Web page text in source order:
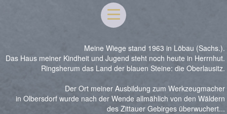
Meine Wiege stand 1963 in Löbau (Sachs.).
Das Haus meiner Kindheit und Jugend steht noch heute in Herrnhut.
Ringsherum das Land der blauen Steine: die Oberlausitz.
Der Ort meiner Ausbildung zum Werkzeugmacher
in Olbersdorf wurde nach der Wende allmählich von den Wäldern
des Zittauer Gebirges überwuchert...